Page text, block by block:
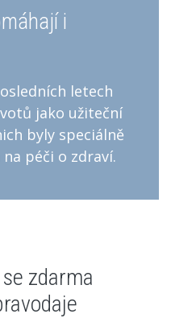
i
letech
jako užiteční
byly speciálně
péči o zdraví.
zdarma